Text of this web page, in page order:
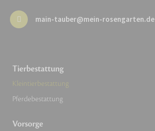
main-tauber@mein-rosengarten.de
Tierbestattung
Kleintierbestattung
Pferdebestattung
Vorsorge